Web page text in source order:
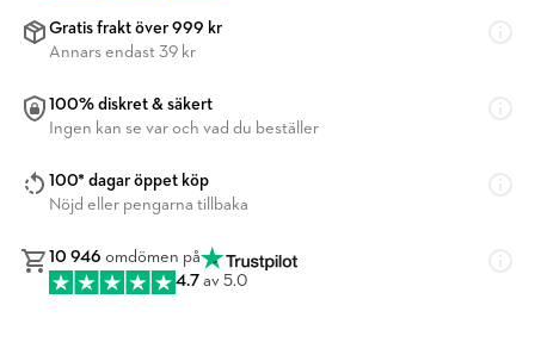
Gratis frakt över 999 kr
Annars endast 39 kr
100% diskret & säkert
Ingen kan se var och vad du beställer
100* dagar öppet köp
Nöjd eller pengarna tillbaka
10 946 omdömen på
4.7 av 5.0